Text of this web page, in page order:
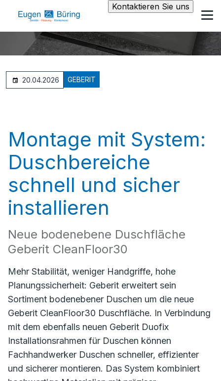
Kontaktieren Sie uns
20.04.2026 GEBERIT
Montage mit System:
Duschbereiche
schnell und sicher
installieren
Neue bodenebene Duschfläche
Geberit CleanFloor30
Mehr Stabilität, weniger Handgriffe, hohe
Planungssicherheit: Geberit erweitert sein
Sortiment bodenebener Duschen um die neue
Geberit CleanFloor30 Duschfläche. In Verbindung
mit dem ebenfalls neuen Geberit Duofix
Installationsrahmen für Duschen können
Fachhandwerker Duschen schneller, effizienter
und sicherer montieren. Das System kombiniert